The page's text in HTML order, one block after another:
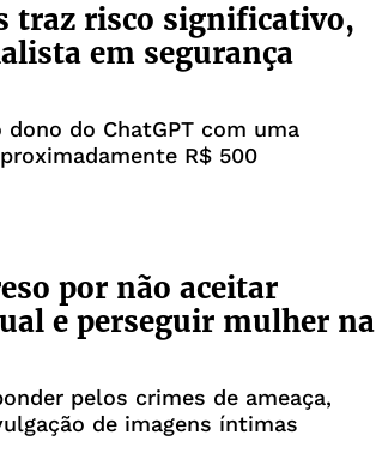
traz risco significativo,
em segurança
do ChatGPT com uma
R$ 500
por não aceitar
e perseguir mulher na
pelos crimes de ameaça,
de imagens íntimas